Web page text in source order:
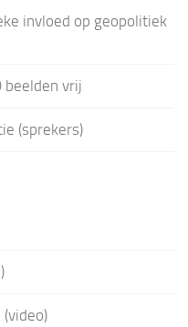
invloed op geopolitiek
beelden vrij
(sprekers)